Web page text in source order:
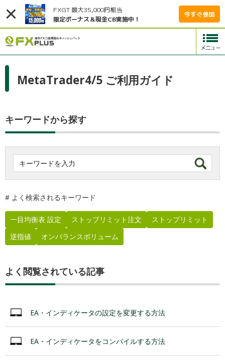
FXGT 最大35,000円相当
限定ボーナス＆現金CB実施中！
今すぐ参加
MetaTrader4/5 ご利用ガイド
キーワードから探す
# よく検索されるキーワード
一目均衡表 設定 ストップリミット注文
ストップリミット
逆指値
オンバランスボリューム
よく閲覧されている記事
EA・インディケータの設定を変更する方法
EA・インディケータをコンパイルする方法